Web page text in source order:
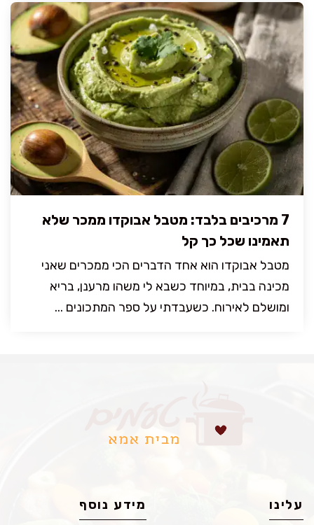
7 מרכיבים בלבד: מטבל אבוקדו ממכר שלא
תאמינו שכל כך קל
מטבל אבוקדו הוא אחד הדברים הכי ממכרים שאני
מכינה בבית, במיוחד כשבא לי משהו מרענן, בריא
ומושלם לאירוח. כשעבדתי על ספר המתכונים ...
עלינו מידע נוסף